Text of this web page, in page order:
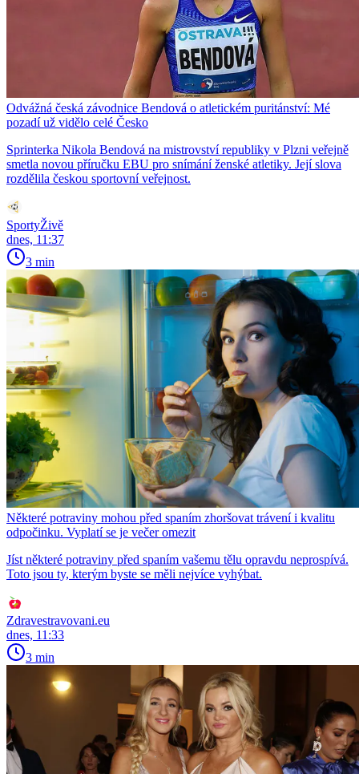
Odvážná česká závodnice Bendová o atletickém puritánství: Mé
pozadí už vidělo celé Česko
Sprinterka Nikola Bendová na mistrovství republiky v Plzni veřejně
smetla novou příručku EBU pro snímání ženské atletiky. Její slova
rozdělila českou sportovní veřejnost.
SportyŽivě
dnes, 11:37
3 min
Některé potraviny mohou před spaním zhoršovat trávení i kvalitu
odpočinku. Vyplatí se je večer omezit
Jíst některé potraviny před spaním vašemu tělu opravdu neprospívá.
Toto jsou ty, kterým byste se měli nejvíce vyhýbat.
Zdravestravovani.eu
dnes, 11:33
3 min